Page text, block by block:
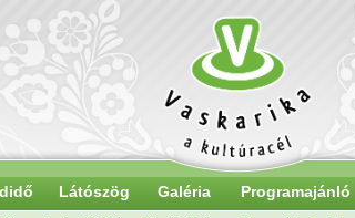
Látószög Galéria Programajánló